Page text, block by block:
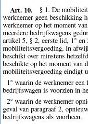
Art. 10.
§ 1. De
werknemer geen beschikking
werknemer op het moment
meerdere bedrijfswagens
artikel 5, § 2, eerste lid, 1° en
mobiliteitsvergoeding, in
beschikt over minstens
beschikte op het moment van
mobiliteitsvergoeding eindigt
1° waarin de werknemer
bedrijfswagen is voorzien in
2° waarin de werknemer
geval van paragraaf 2,
bedrijfswagens als voorheen.